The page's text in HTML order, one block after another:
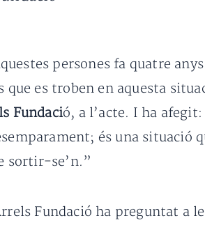
persones fa quatre
que es troben en aquesta
Fundació, a l’acte. I ha afegit:
és una situació
sortir-se’n.”
Fundació ha preguntat a